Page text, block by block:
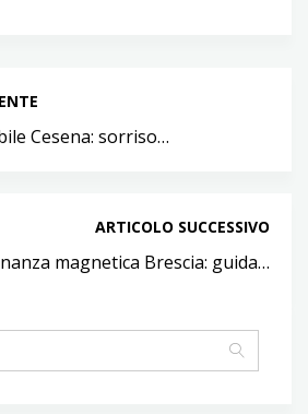
Cesena: sorriso…
ARTICOLO SUCCESSIVO
magnetica Brescia: guida…